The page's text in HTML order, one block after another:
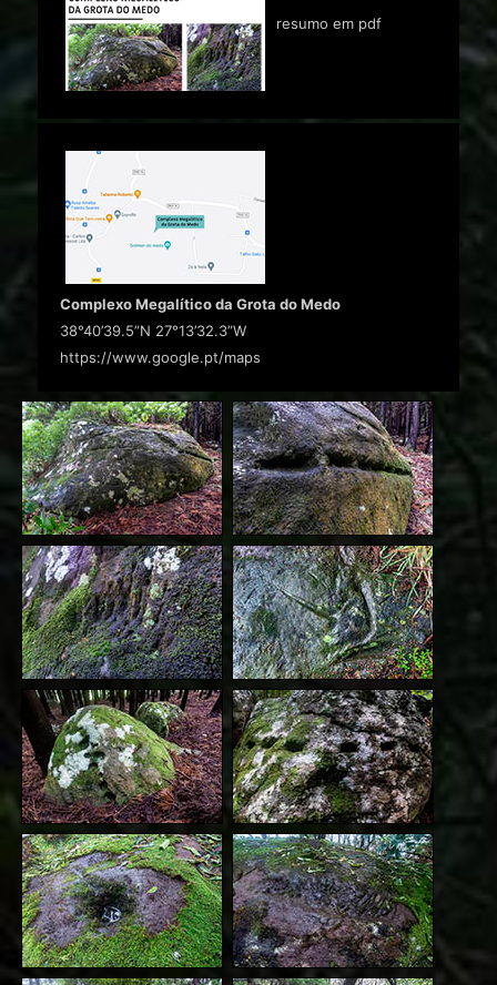
resumo em pdf
Complexo Megalítico da Grota do Medo
38°40’39.5”N 27°13’32.3”W
https://www.google.pt/maps